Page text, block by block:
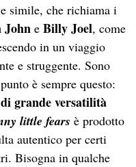
simile, che richiama i
John eBilly Joel, come
in un viaggio
e struggente. Sono
è sempre questo:
grande versatilità
little fearsè prodotto
autentico per certi
Bisogna in qualche